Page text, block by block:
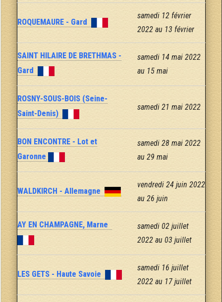
ROQUEMAURE - Gard
samedi 12 février
2022 au 13 février
SAINT HILAIRE DE BRETHMAS -
Gard
samedi 14 mai 2022
au 15 mai
ROSNY-SOUS-BOIS (Seine-
Saint-Denis)
samedi 21 mai 2022
BON ENCONTRE - Lot et
Garonne
samedi 28 mai 2022
au 29 mai
WALDKIRCH - Allemagne
vendredi 24 juin 2022
au 26 juin
AY EN CHAMPAGNE, Marne
samedi 02 juillet
2022 au 03 juillet
LES GETS - Haute Savoie
samedi 16 juillet
2022 au 17 juillet